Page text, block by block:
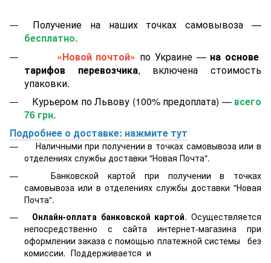
Получение на наших точках самовывоза —
бесплатно.
«Новой почтой» по Украине — на основе
тарифов перевозчика, включена стоимость
упаковки.
Курьером по Львову (100% предоплата) — всего
76 грн.
Подробнее о доставке: нажмите тут
Наличными при получении в точках самовывоза или в
отделениях службы доставки "Новая Почта".
Банковской картой при получении в точках
самовывоза или в отделениях службы доставки "Новая
Почта".
Онлайн-оплата банковской картой. Осуществляется
непосредственно с сайта интернет-магазина при
оформлении заказа с помощью платежной системы
без
комиссии. Поддерживается и